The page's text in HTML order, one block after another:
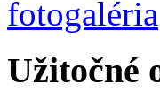
Užitočné